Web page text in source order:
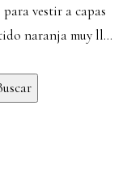
vestir a capas
naranja muy ll...